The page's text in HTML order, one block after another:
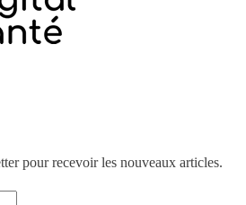
pour recevoir les nouveaux articles.